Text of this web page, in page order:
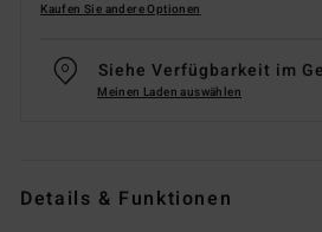
Kaufen Sie andere Optionen
Siehe Verfügbarkeit im
Meinen Laden auswählen
Details & Funktionen